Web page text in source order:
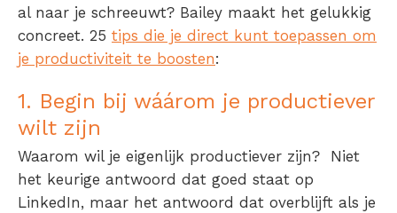
al naar je schreeuwt? Bailey maakt het gelukkig
concreet. 25 tips die je direct kunt toepassen om
je productiviteit te boosten:
1. Begin bij wáárom je productiever
wilt zijn
Waarom wil je eigenlijk productiever zijn? Niet
het keurige antwoord dat goed staat op
LinkedIn, maar het antwoord dat overblijft als je